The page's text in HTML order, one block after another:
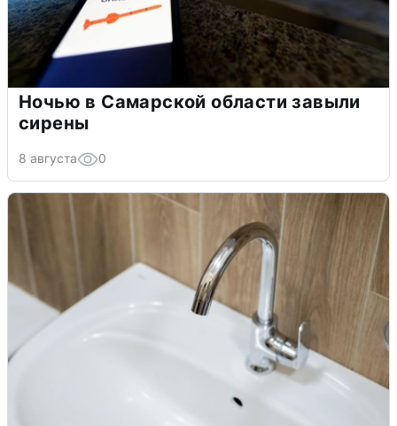
Ночью в Самарской области завыли
сирены
8 августа 0